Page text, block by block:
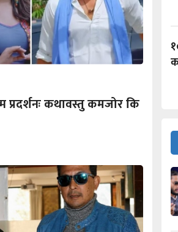
प्रदर्शनः कथावस्तु कमजोर कि